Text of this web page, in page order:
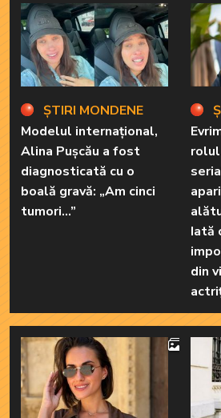
ȘTIRI MONDENE
Modelul internațional,
Alina Pușcău a fost
diagnosticată cu o
boală gravă: „Am cinci
tumori...”
rolul
Iată
din